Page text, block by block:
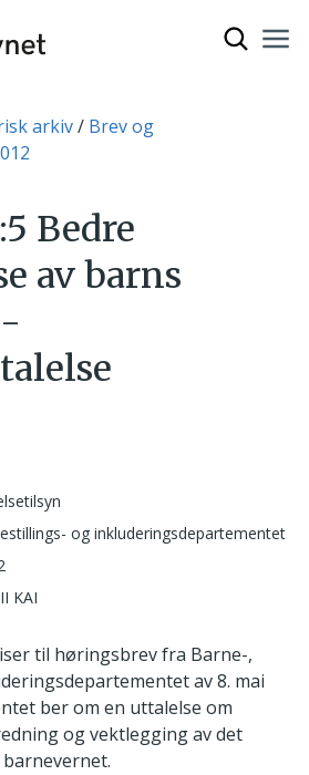
arkiv
Brev og
Bedre
av barns
og inkluderingsdepartementet
KAI
til høringsbrev fra Barne-,
av 8. mai
ber om en uttalelse om
og vektlegging av det